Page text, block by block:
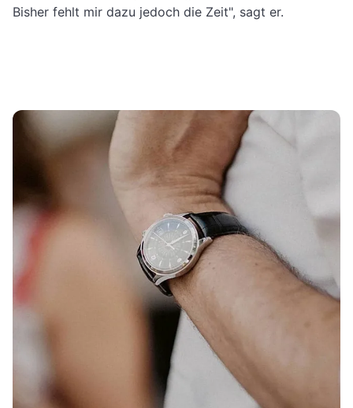
Bisher fehlt mir dazu jedoch die Zeit", sagt er.